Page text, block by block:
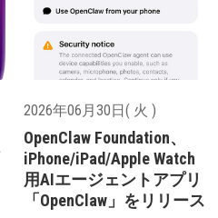
2026年06月30日( 火 )
OpenClaw Foundation、
iPhone/iPad/Apple Watch
用AIエージェントアプリ
「OpenClaw」をリリース